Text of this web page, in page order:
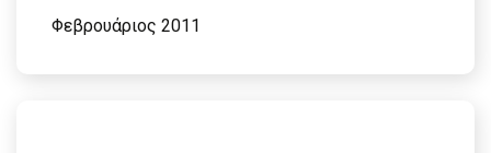
Φεβρουάριος 2011